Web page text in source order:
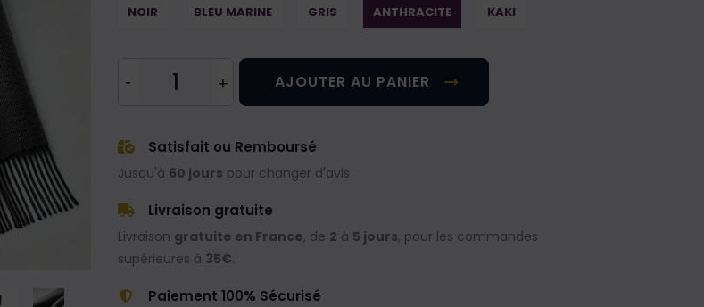
NOIR BLEU MARINE GRIS ANTHRACITE KAKI
AJOUTER AU PANIER
Satisfait ou Remboursé
Jusqu'à 60 jours pour changer d'avis
Livraison gratuite
Livraison gratuite en France, de 2 à 5 jours, pour les commandes
supérieures à 35€.
Paiement 100% Sécurisé